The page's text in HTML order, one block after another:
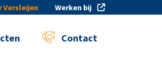
Versleijen Werken bij
Contact